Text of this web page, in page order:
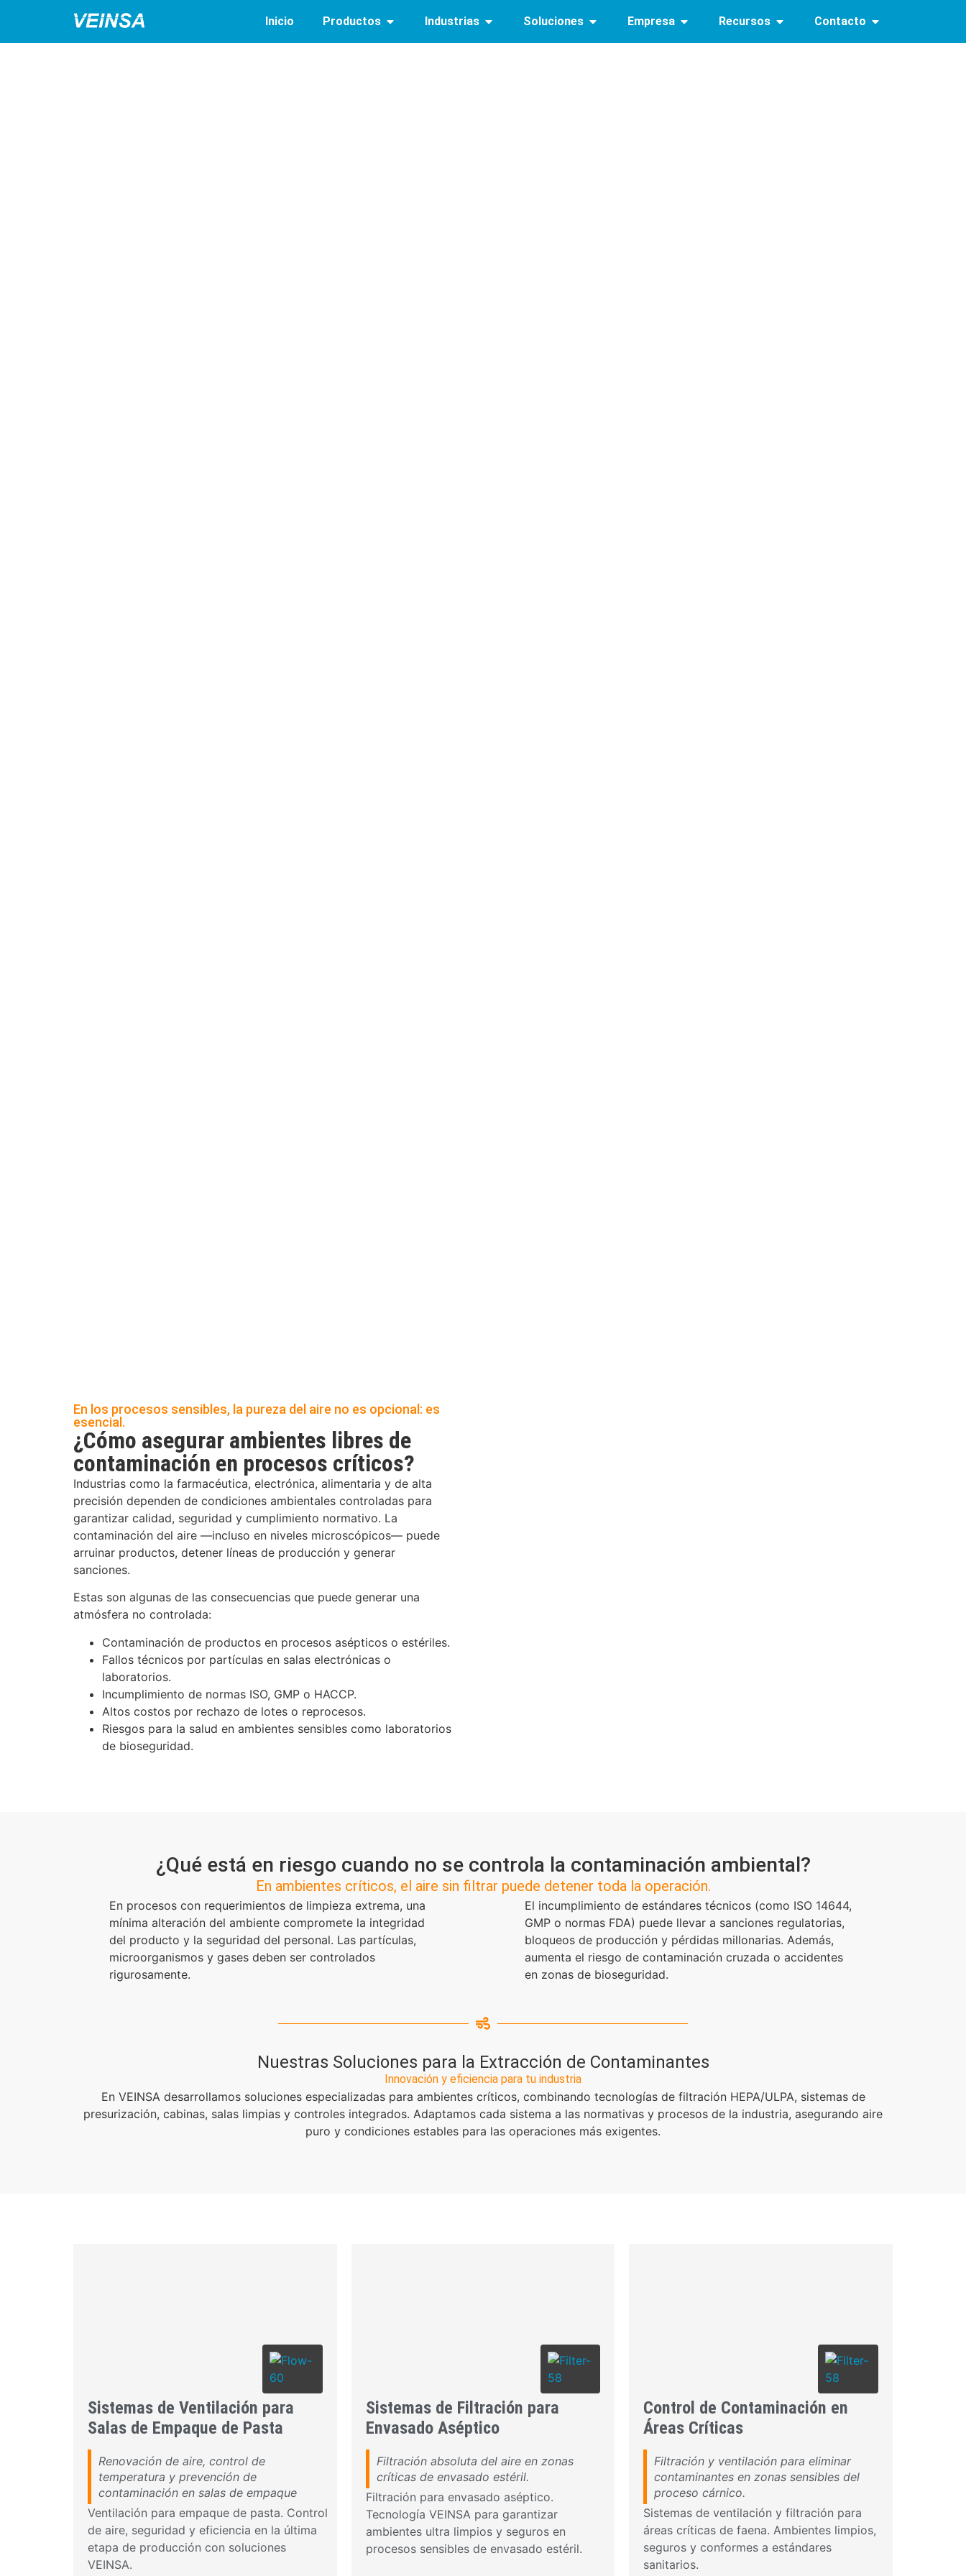
Inicio Productos Industrias Soluciones Empresa Recursos Contacto
En los procesos sensibles, la pureza del aire no es opcional: es
esencial.
¿Cómo asegurar ambientes libres de
contaminación en procesos críticos?
Industrias como la farmacéutica, electrónica, alimentaria y de alta
precisión dependen de condiciones ambientales controladas para
garantizar calidad, seguridad y cumplimiento normativo. La
contaminación del aire —incluso en niveles microscópicos— puede
arruinar productos, detener líneas de producción y generar
sanciones.
Estas son algunas de las consecuencias que puede generar una
atmósfera no controlada:
Contaminación de productos en procesos asépticos o estériles.
Fallos técnicos por partículas en salas electrónicas o
laboratorios.
Incumplimiento de normas ISO, GMP o HACCP.
Altos costos por rechazo de lotes o reprocesos.
Riesgos para la salud en ambientes sensibles como laboratorios
de bioseguridad.
¿Qué está en riesgo cuando no se controla la contaminación ambiental?
En ambientes críticos, el aire sin filtrar puede detener toda la operación.
En procesos con requerimientos de limpieza extrema, una
mínima alteración del ambiente compromete la integridad
del producto y la seguridad del personal. Las partículas,
microorganismos y gases deben ser controlados
rigurosamente.
El incumplimiento de estándares técnicos (como ISO 14644,
GMP o normas FDA) puede llevar a sanciones regulatorias,
bloqueos de producción y pérdidas millonarias. Además,
aumenta el riesgo de contaminación cruzada o accidentes
en zonas de bioseguridad.
Nuestras Soluciones para la Extracción de Contaminantes
Innovación y eficiencia para tu industria
En VEINSA desarrollamos soluciones especializadas para ambientes críticos, combinando tecnologías de filtración HEPA/ULPA, sistemas de
presurización, cabinas, salas limpias y controles integrados. Adaptamos cada sistema a las normativas y procesos de la industria, asegurando aire
puro y condiciones estables para las operaciones más exigentes.
Sistemas de Ventilación para
Salas de Empaque de Pasta
Renovación de aire, control de
temperatura y prevención de
contaminación en salas de empaque
Ventilación para empaque de pasta. Control
de aire, seguridad y eficiencia en la última
etapa de producción con soluciones
VEINSA.
Sistemas de Filtración para
Envasado Aséptico
Filtración absoluta del aire en zonas
críticas de envasado estéril.
Filtración para envasado aséptico.
Tecnología VEINSA para garantizar
ambientes ultra limpios y seguros en
procesos sensibles de envasado estéril.
Control de Contaminación en
Áreas Críticas
Filtración y ventilación para eliminar
contaminantes en zonas sensibles del
proceso cárnico.
Sistemas de ventilación y filtración para
áreas críticas de faena. Ambientes limpios,
seguros y conformes a estándares
sanitarios.